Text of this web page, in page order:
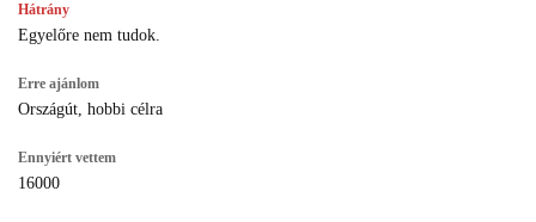
Hátrány
Egyelőre nem tudok.
Erre ajánlom
Országút, hobbi célra
Ennyiért vettem
16000